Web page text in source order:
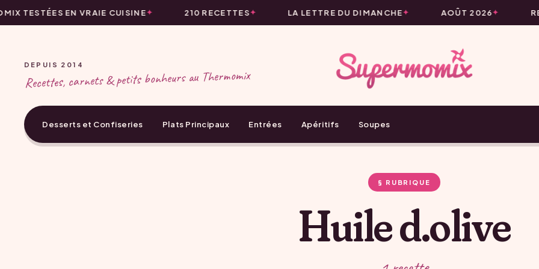
TESTÉES EN VRAIE CUISINE 210 RECETTES LA LETTRE DU DIMANCHE AOÛT 2026
DEPUIS 2014
Recettes, carnets & petits bonheurs au Thermomix
Desserts et Confiseries Plats Principaux Entrées Apéritifs Soupes
§ RUBRIQUE
Huile d.olive